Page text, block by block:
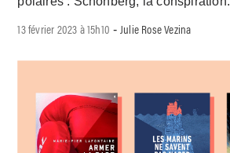
13 février 2023 à 15h10 - Julie Rose Vezina